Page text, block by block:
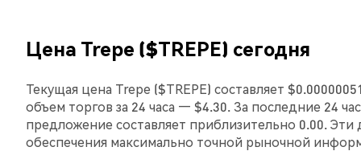
Цена Trepe ($TREPE) сегодня
Текущая цена Trepe ($TREPE) составляет
объем торгов за 24 часа — $4.30. За последние 24
предложение составляет приблизительно 0.00.
обеспечения максимально точной рыночной